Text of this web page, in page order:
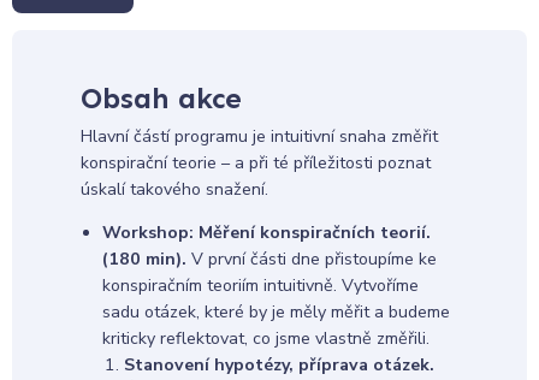
Obsah akce
Hlavní částí programu je intuitivní snaha změřit
konspirační teorie – a při té příležitosti poznat
úskalí takového snažení.
Workshop: Měření konspiračních teorií.
(180 min). V první části dne přistoupíme ke
konspiračním teoriím intuitivně. Vytvoříme
sadu otázek, které by je měly měřit a budeme
kriticky reflektovat, co jsme vlastně změřili.
Stanovení hypotézy, příprava otázek.